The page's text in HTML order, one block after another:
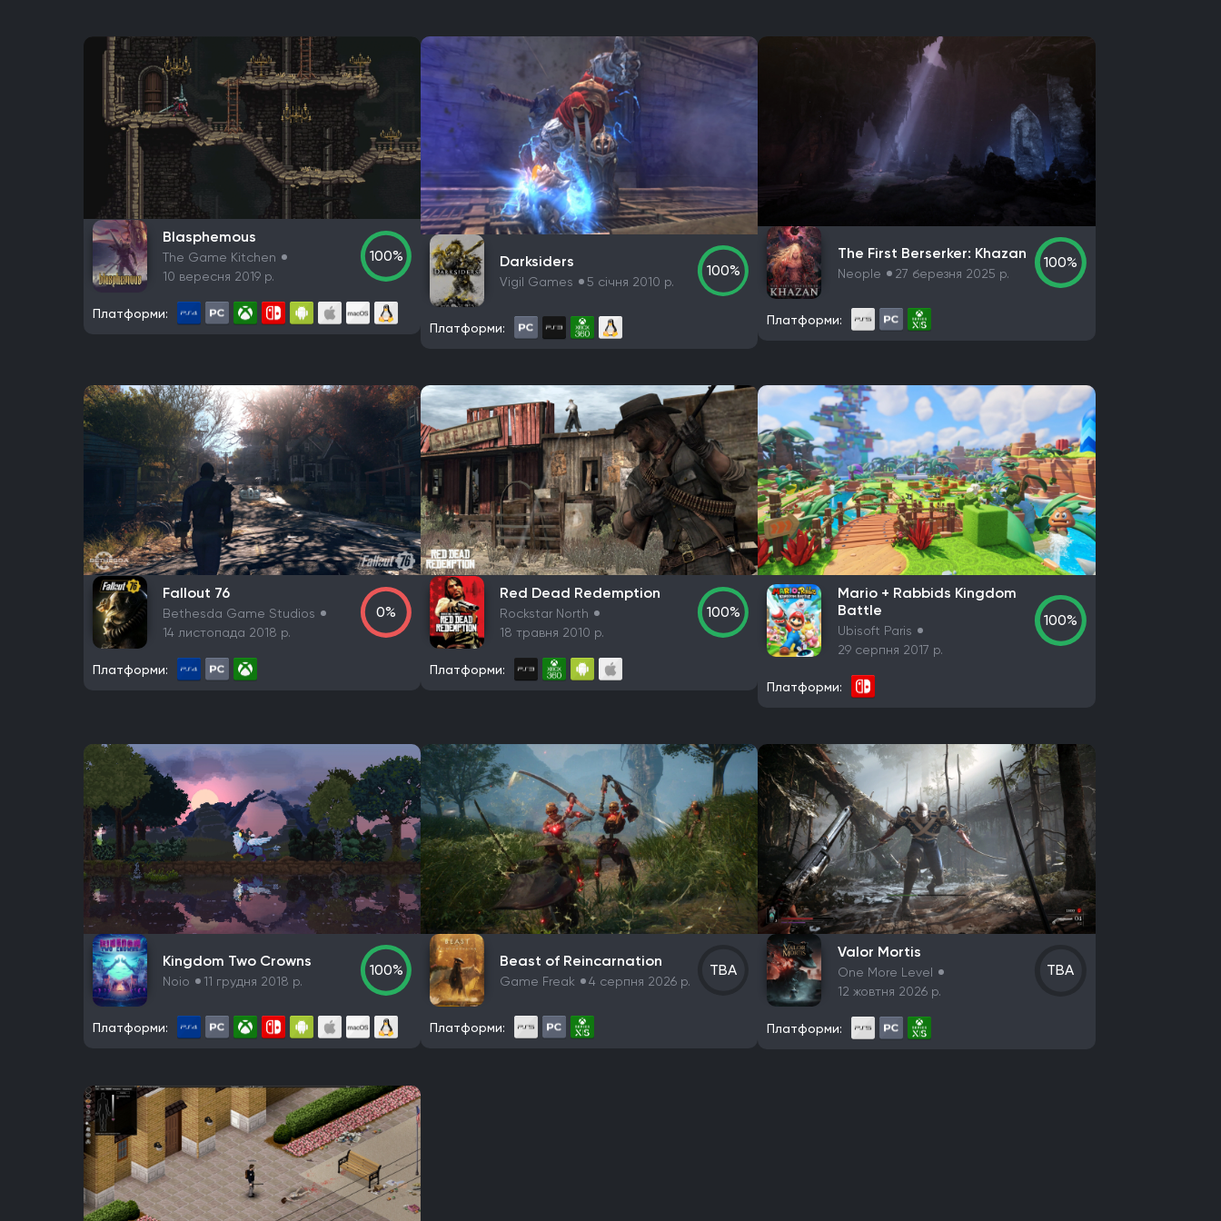
Blasphemous
The Game Kitchen
10 вересня 2019 р.
100%
Платформи:
Darksiders
Vigil Games 5 січня 2010 р.
100%
Платформи:
The First Berserker: Khazan
Neople 27 березня 2025 р.
100%
Платформи:
Fallout 76
Bethesda Game Studios
14 листопада 2018 р.
0%
Платформи:
Red Dead Redemption
Rockstar North
18 травня 2010 р.
100%
Платформи:
Mario + Rabbids Kingdom
Battle
Ubisoft Paris
29 серпня 2017 р.
100%
Платформи:
Kingdom Two Crowns
Noio 11 грудня 2018 р.
100%
Платформи:
Beast of Reincarnation
Game Freak 4 серпня 2026 р.
TBA
Платформи:
Valor Mortis
One More Level
12 жовтня 2026 р.
TBA
Платформи: